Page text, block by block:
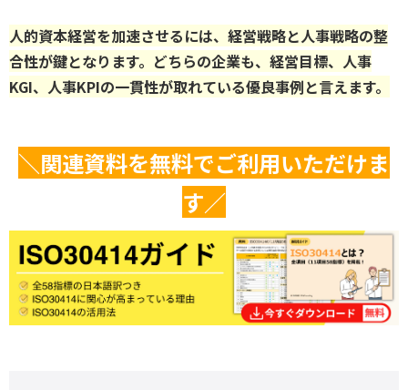
人的資本経営を加速させるには、経営戦略と人事戦略の整
合性が鍵となります。どちらの企業も、経営目標、人事
KGI、人事KPIの一貫性が取れている優良事例と言えます。
＼関連資料を無料でご利用いただけま
す／